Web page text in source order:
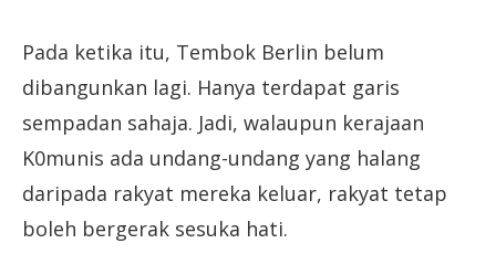
Pada ketika itu, Tembok Berlin belum
dibangunkan lagi. Hanya terdapat garis
sempadan sahaja. Jadi, walaupun kerajaan
K0munis ada undang-undang yang halang
daripada rakyat mereka keluar, rakyat tetap
boleh bergerak sesuka hati.